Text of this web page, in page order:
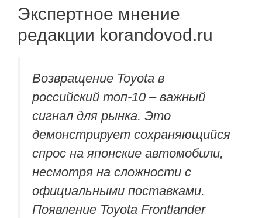
Экспертное мнение
редакции korandovod.ru
Возвращение Toyota в
российский топ-10 – важный
сигнал для рынка. Это
демонстрирует сохраняющийся
спрос на японские автомобили,
несмотря на сложности с
официальными поставками.
Появление Toyota Frontlander